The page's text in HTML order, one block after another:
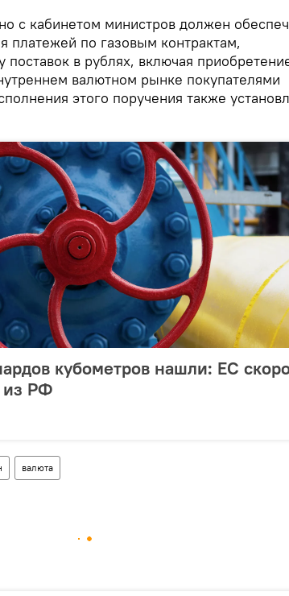
с кабинетом министров должен
платежей по газовым контрактам,
в рублях, включая
валютном рынке покупателями
этого поручения также
кубометров нашли: ЕС
из РФ
валюта